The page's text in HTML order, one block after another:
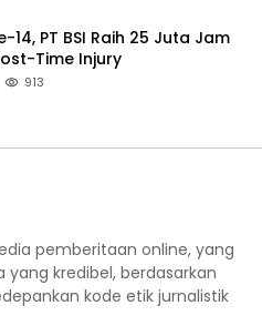
14, PT BSI Raih 25 Juta Jam
Time Injury
913
pemberitaan online, yang
kredibel, berdasarkan
kode etik jurnalistik